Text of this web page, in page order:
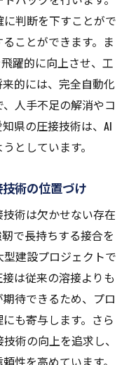
える変革の波
の建設業界を変え
ジー効果
自動化革命
もたらす効率化
化の未来
環境配慮型建設の
配慮型建設
ける環境対応
する圧接技術
判断を下すことがで
ことができます。ま
躍的に向上させ、工
的には、完全自動化
人手不足の解消やコ
県の圧接技術は、AI
としています。
術の位置づけ
術は欠かせない存在
で長持ちする接合を
建設プロジェクトで
は従来の溶接よりも
待できるため、プロ
も寄与します。さら
術の向上を追求し、